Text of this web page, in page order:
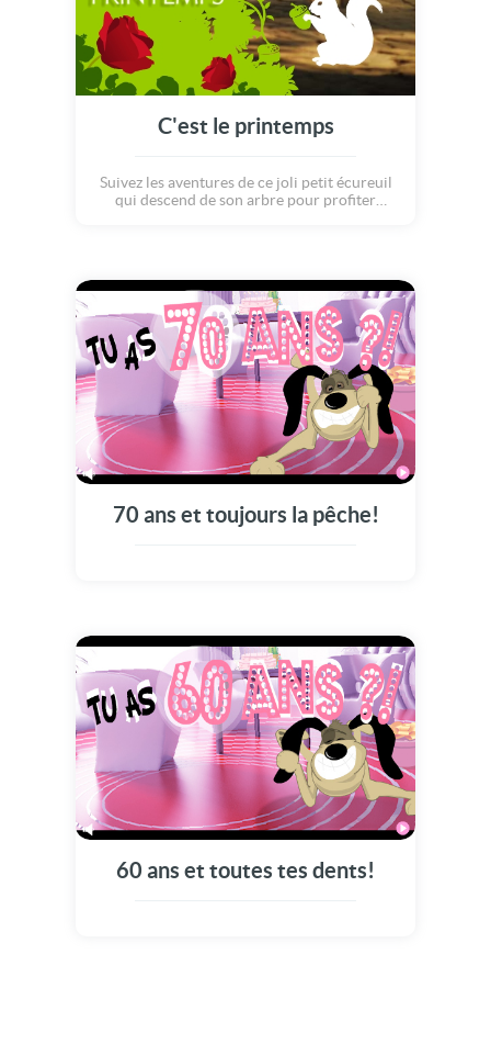
C'est le printemps
Suivez les aventures de ce joli petit écureuil
qui descend de son arbre pour profiter
saison du printemps!!!
70 ans et toujours la pêche!
60 ans et toutes tes dents!